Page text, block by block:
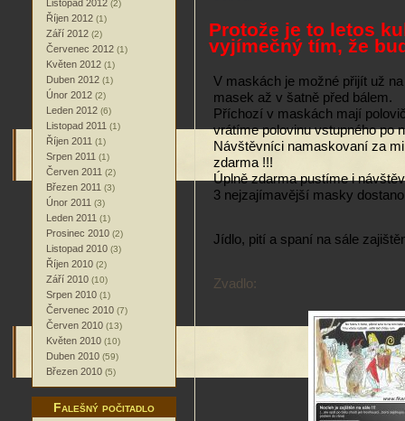
Listopad 2012 (2)
Říjen 2012 (1)
Září 2012 (2)
Červenec 2012 (1)
Květen 2012 (1)
Duben 2012 (1)
Únor 2012 (2)
Leden 2012 (6)
Listopad 2011 (1)
Říjen 2011 (1)
Srpen 2011 (1)
Červen 2011 (2)
Březen 2011 (3)
Únor 2011 (3)
Leden 2011 (1)
Prosinec 2010 (2)
Listopad 2010 (3)
Říjen 2010 (2)
Září 2010 (10)
Srpen 2010 (1)
Červenec 2010 (7)
Červen 2010 (13)
Květen 2010 (10)
Duben 2010 (59)
Březen 2010 (5)
Falešný počitadlo
Protože je to letos
vyjímečný tím, že
V maskách je možné přijít už
masek až v šatně před bálem.
Příchozí v maskách mají
vrátíme polovinu vstupného po
Návštěvníci namaskovaní za
zdarma !!!
Úplně zdarma pustíme i
3 nejzajímavější masky
Jídlo, pití a spaní na sále
Zvadlo: